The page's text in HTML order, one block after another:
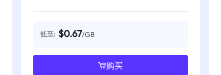
低至: $0.67/GB
购买